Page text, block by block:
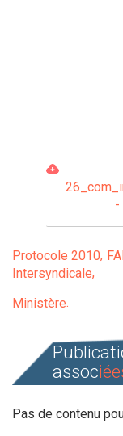
-
Protocole 2010
Intersyndicale
Ministère
assoc
Pas de contenu